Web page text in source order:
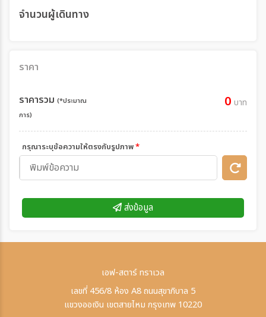
จำนวนผู้เดินทาง
ราคา
ราคารวม (*ประมาณ
การ)
0 บาท
กรุณาระบุข้อความให้ตรงกับรูปภาพ*
ส่งข้อมูล
เอฟ-สตาร์ ทราเวล
เลขที่ 456/8 ห้อง A8 ถนนสุขาภิบาล 5
แขวงออเงิน เขตสายไหม กรุงเทพ 10220